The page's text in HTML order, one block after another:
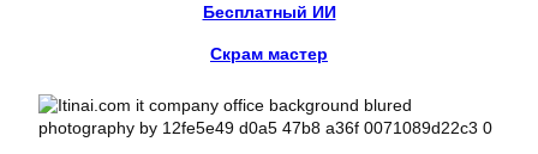
Бесплатный ИИ
Скрам мастер